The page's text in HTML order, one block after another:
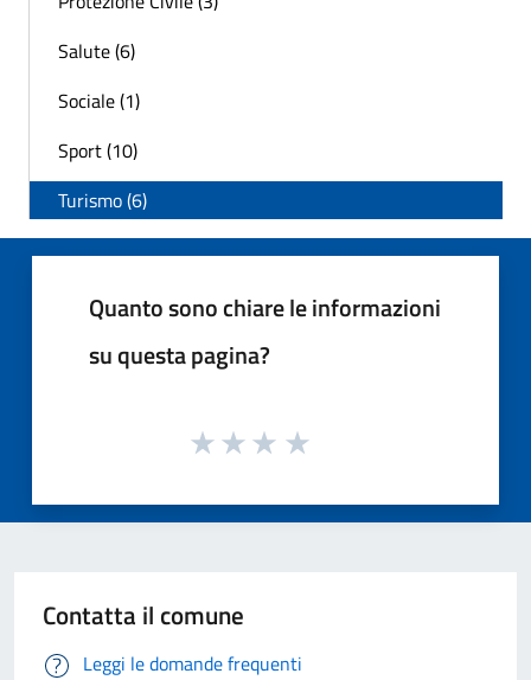
Salute (6)
Sociale (1)
Sport (10)
Turismo (6)
Quanto sono chiare le informazioni
su questa pagina?
Contatta il comune
Leggi le domande frequenti